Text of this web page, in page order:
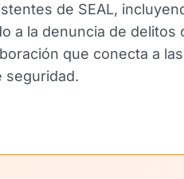
de SEAL,
a la denuncia de delitos
que conecta a
seguridad.